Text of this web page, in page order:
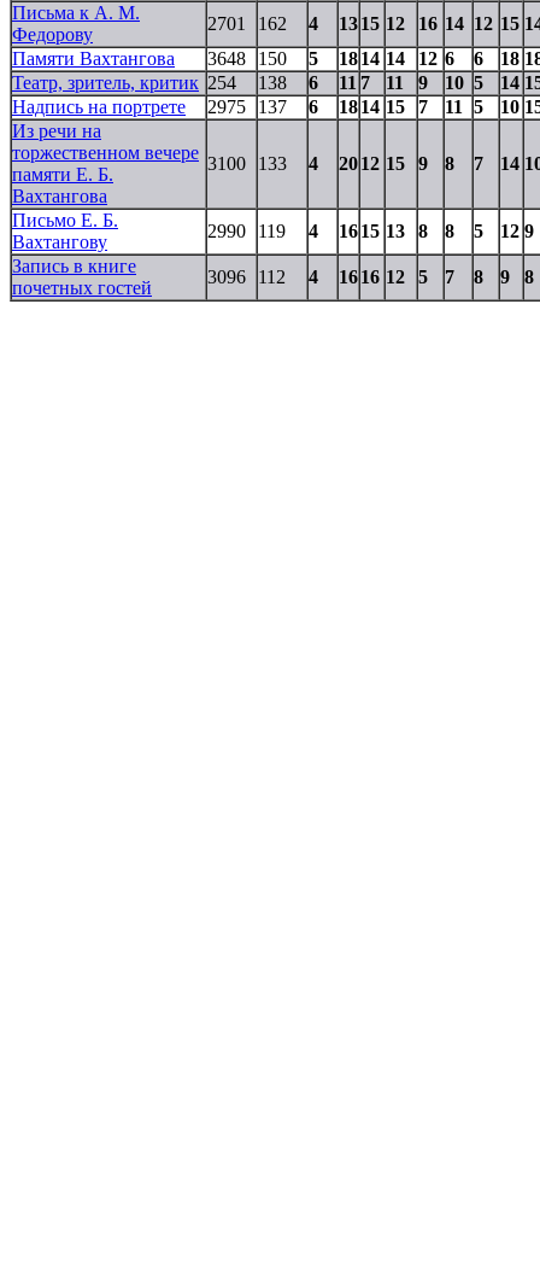
Письма к А. М.
Федорову
2701 162 4 1315 12 16 14 12 15
Памяти Вахтангова
3648 150 5 1814 14 12 6 6 18
Театр, зритель, критик 254 138 6 11 7 11 9 10 5 14
Надпись на портрете
2975 137 6 1814 15 7 11 5 10
Из речи на
торжественном вечере
памяти Е. Б.
Вахтангова
3100 133 4 2012 15 9 8 7 14
Письмо Е. Б.
Вахтангову
2990 119 4 1615 13 8 8 5 12 9
Запись в книге
почетных гостей
3096 112 4 1616 12 5 7 8 9 8